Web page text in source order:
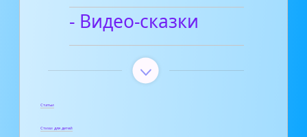
- Видео-сказки
Статьи
Стихи для детей